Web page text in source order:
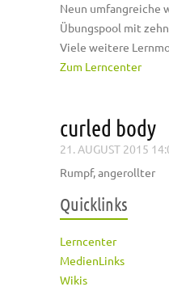
Neun umfangreiche
Übungspool mit
Viele weitere
Zum Lerncenter
curled body
21. AUGUST 2015
Rumpf, angerollter
Quicklinks
Lerncenter
MedienLinks
Wikis